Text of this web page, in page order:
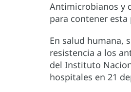
Antimicrobianos y
para contener
En salud humana,
resistencia a los
del Instituto
hospitales en 21